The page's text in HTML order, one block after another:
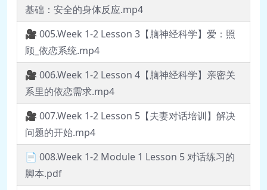
基础：安全的身体反应.mp4
🎥 005.Week 1-2 Lesson 3【脑神经科学】爱：照
顾_依恋系统.mp4
🎥 006.Week 1-2 Lesson 4【脑神经科学】亲密关
系里的依恋需求.mp4
🎥 007.Week 1-2 Lesson 5【夫妻对话培训】解决
问题的开始.mp4
📄 008.Week 1-2 Module 1 Lesson 5 对话练习的
脚本.pdf